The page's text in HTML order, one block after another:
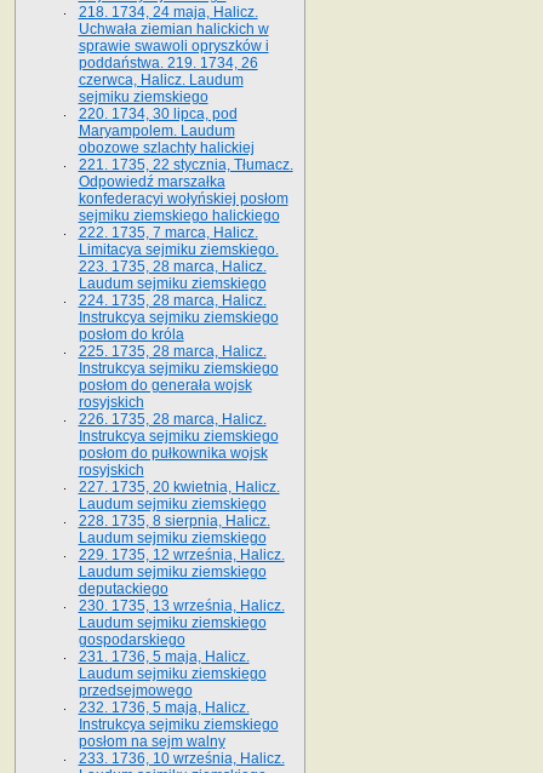
218. 1734, 24 maja, Halicz.
Uchwała ziemian halickich w
sprawie swawoli opryszków i
poddaństwa. 219. 1734, 26
czerwca, Halicz. Laudum
sejmiku ziemskiego
220. 1734, 30 lipca, pod
Maryampolem. Laudum
obozowe szlachty halickiej
221. 1735, 22 stycznia, Tłumacz.
Odpowiedź marszałka
konfederacyi wołyńskiej posłom
sejmiku ziemskiego halickiego
222. 1735, 7 marca, Halicz.
Limitacya sejmiku ziemskiego.
223. 1735, 28 marca, Halicz.
Laudum sejmiku ziemskiego
224. 1735, 28 marca, Halicz.
Instrukcya sejmiku ziemskiego
posłom do króla
225. 1735, 28 marca, Halicz.
Instrukcya sejmiku ziemskiego
posłom do generała wojsk
rosyjskich
226. 1735, 28 marca, Halicz.
Instrukcya sejmiku ziemskiego
posłom do pułkownika wojsk
rosyjskich
227. 1735, 20 kwietnia, Halicz.
Laudum sejmiku ziemskiego
228. 1735, 8 sierpnia, Halicz.
Laudum sejmiku ziemskiego
229. 1735, 12 września, Halicz.
Laudum sejmiku ziemskiego
deputackiego
230. 1735, 13 września, Halicz.
Laudum sejmiku ziemskiego
gospodarskiego
231. 1736, 5 maja, Halicz.
Laudum sejmiku ziemskiego
przedsejmowego
232. 1736, 5 maja, Halicz.
Instrukcya sejmiku ziemskiego
posłom na sejm walny
233. 1736, 10 września, Halicz.